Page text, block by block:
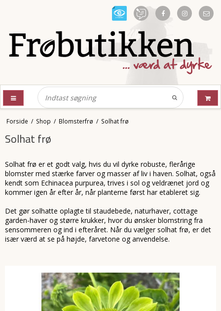
Forside / Shop / Blomsterfrø / Solhat frø
Solhat frø
Solhat frø er et godt valg, hvis du vil dyrke robuste, flerårige
blomster med stærke farver og masser af liv i haven. Solhat, også
kendt som Echinacea purpurea, trives i sol og veldrænet jord og
kommer igen år efter år, når planterne først har etableret sig.
Det gør solhatte oplagte til staudebede, naturhaver, cottage
garden-haver og større krukker, hvor du ønsker blomstring fra
sensommeren og ind i efteråret. Når du vælger solhat frø, er det
især værd at se på højde, farvetone og anvendelse.